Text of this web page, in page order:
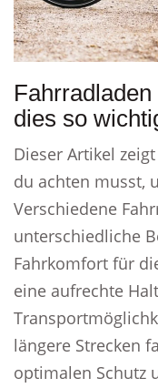
dies so
Dieser Artikel
du achten musst,
Verschiedene
unterschiedliche
Fahrkomfort für
eine aufrechte
längere Strecken
optimalen Schutz